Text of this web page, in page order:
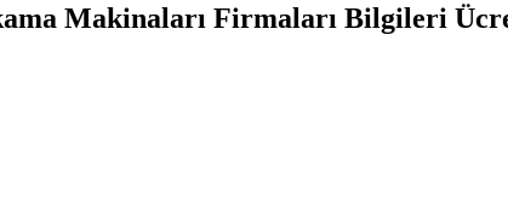
Makinaları Firmaları Bilgileri